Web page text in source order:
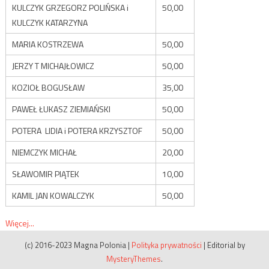
KULCZYK GRZEGORZ POLIŃSKA i
KULCZYK KATARZYNA
50,00
MARIA KOSTRZEWA
50,00
JERZY T MICHAJŁOWICZ
50,00
KOZIOŁ BOGUSŁAW
35,00
PAWEŁ ŁUKASZ ZIEMIAŃSKI
50,00
POTERA LIDIA i POTERA KRZYSZTOF
50,00
NIEMCZYK MICHAŁ
20,00
SŁAWOMIR PIĄTEK
10,00
KAMIL JAN KOWALCZYK
50,00
Więcej...
(c) 2016-2023 Magna Polonia | Polityka prywatności | Editorial by
MysteryThemes.